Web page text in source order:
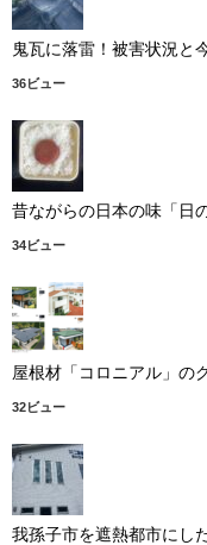
鬼瓦に落雷！被害状況と
36ビュー
昔ながらの日本の味「日
34ビュー
屋根材「コロニアル」の
32ビュー
我孫子市を遮熱都市にし